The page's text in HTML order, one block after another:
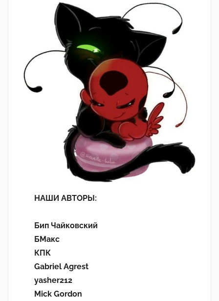
НАШИ АВТОРЫ:
Бип Чайковский
БМакс
КПК
Gabriel Agrest
yasher212
Mick Gordon